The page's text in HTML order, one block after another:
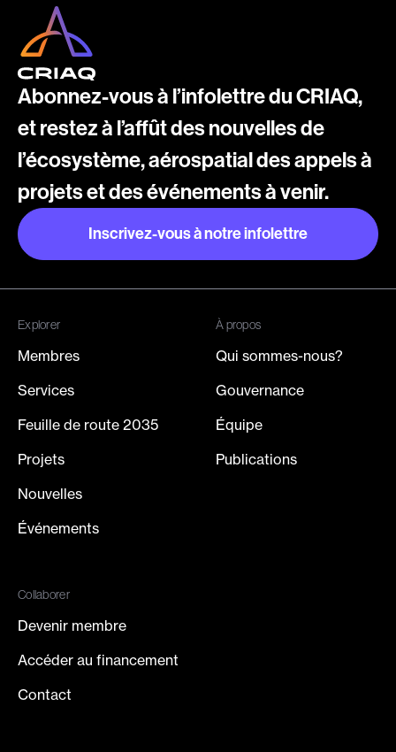
Abonnez-vous à l’infolettre du CRIAQ,
et restez à l’affût des nouvelles de
l’écosystème, aérospatial des appels à
projets et des événements à venir.
Inscrivez-vous à notre infolettre
Inscrivez-vous à notre infolettre
Explorer
Membres
Services
Feuille de route 2035
Projets
Nouvelles
Événements
À propos
Qui sommes-nous?
Gouvernance
Équipe
Publications
Collaborer
Devenir membre
Accéder au financement
Contact